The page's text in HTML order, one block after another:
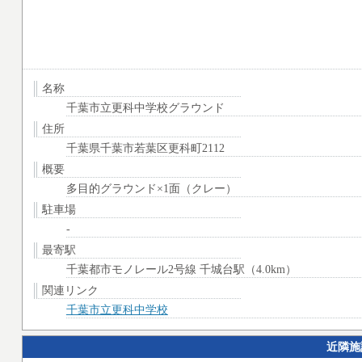
名称
千葉市立更科中学校グラウンド
住所
千葉県千葉市若葉区更科町2112
概要
多目的グラウンド×1面（クレー）
駐車場
-
最寄駅
千葉都市モノレール2号線 千城台駅（4.0km）
関連リンク
千葉市立更科中学校
近隣